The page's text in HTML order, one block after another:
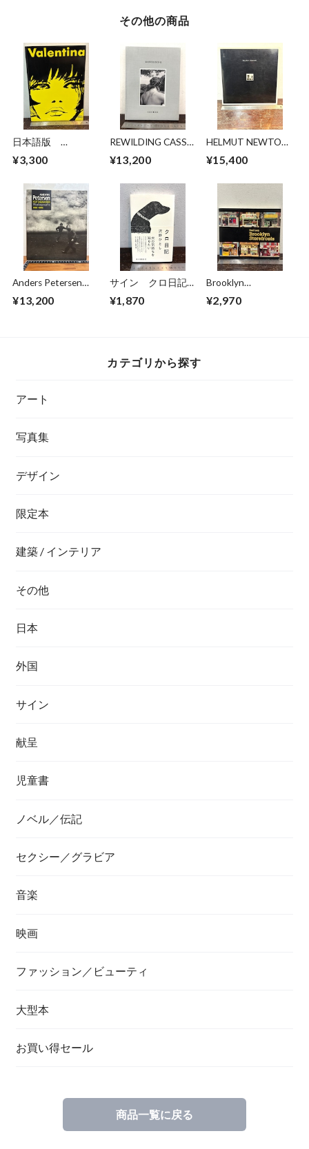
その他の商品
日本語版
CREPAX
¥3,300
REWILDING CASS
¥13,200
HELMUT NEWTON
¥15,400
Anders Petersen
Photographs 1966-
¥13,200
サイン クロ日記
¥1,870
Brooklyn
Lacy
¥2,970
カテゴリから探す
アート
写真集
デザイン
限定本
建築 / インテリア
その他
日本
外国
サイン
献呈
児童書
ノベル／伝記
セクシー／グラビア
音楽
映画
ファッション／ビューティ
大型本
お買い得セール
商品一覧に戻る